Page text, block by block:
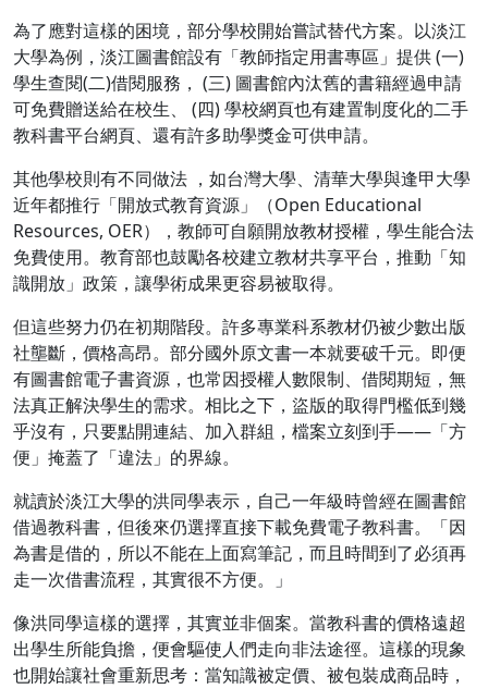
為了應對這樣的困境，部分學校開始嘗試替代方案。以淡江
大學為例，淡江圖書館設有「教師指定用書專區」提供 (一)
學生查閱(二)借閱服務， (三) 圖書館內汰舊的書籍經過申請
可免費贈送給在校生、 (四) 學校網頁也有建置制度化的二手
教科書平台網頁、還有許多助學獎金可供申請。
其他學校則有不同做法 ，如台灣大學、清華大學與逢甲大學
近年都推行「開放式教育資源」（Open Educational
Resources, OER），教師可自願開放教材授權，學生能合法
免費使用。教育部也鼓勵各校建立教材共享平台，推動「知
識開放」政策，讓學術成果更容易被取得。
但這些努力仍在初期階段。許多專業科系教材仍被少數出版
社壟斷，價格高昂。部分國外原文書一本就要破千元。即便
有圖書館電子書資源，也常因授權人數限制、借閱期短，無
法真正解決學生的需求。相比之下，盜版的取得門檻低到幾
乎沒有，只要點開連結、加入群組，檔案立刻到手——「方
便」掩蓋了「違法」的界線。
就讀於淡江大學的洪同學表示，自己一年級時曾經在圖書館
借過教科書，但後來仍選擇直接下載免費電子教科書。「因
為書是借的，所以不能在上面寫筆記，而且時間到了必須再
走一次借書流程，其實很不方便。」
像洪同學這樣的選擇，其實並非個案。當教科書的價格遠超
出學生所能負擔，便會驅使人們走向非法途徑。這樣的現象
也開始讓社會重新思考：當知識被定價、被包裝成商品時，